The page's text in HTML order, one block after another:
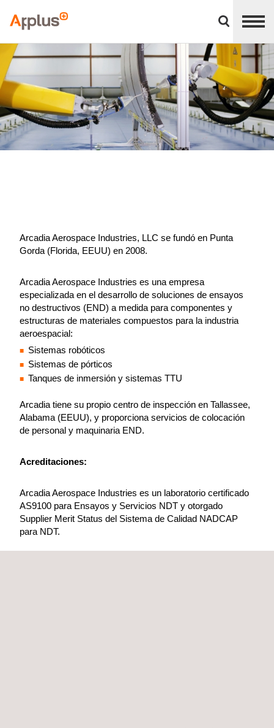
panel
Applus+
Arcadia Aerospace Industries, LLC se fundó en Punta
Gorda (Florida, EEUU) en 2008.
Arcadia Aerospace Industries es una empresa
especializada en el desarrollo de soluciones de ensayos
no destructivos (END) a medida para componentes y
estructuras de materiales compuestos para la industria
aeroespacial:
Sistemas robóticos
Sistemas de pórticos
Tanques de inmersión y sistemas TTU
Arcadia tiene su propio centro de inspección en Tallassee,
Alabama (EEUU), y proporciona servicios de colocación
de personal y maquinaria END.
Acreditaciones:
Arcadia Aerospace Industries es un laboratorio certificado
AS9100 para Ensayos y Servicios NDT y otorgado
Supplier Merit Status del Sistema de Calidad NADCAP
para NDT.